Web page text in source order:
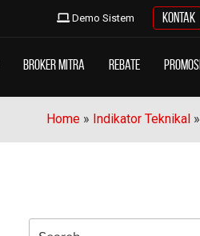
Broker Mitra Rebate Promosi
Demo Sistem Kontak
Home » Indikator Teknikal »